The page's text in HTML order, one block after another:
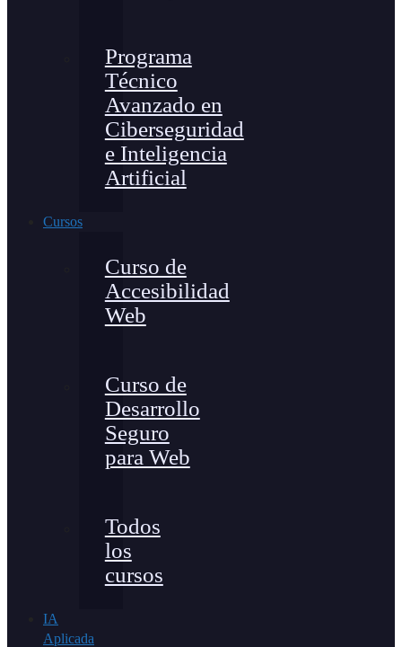
Programa
Técnico
Avanzado en
Ciberseguridad
e Inteligencia
Artificial
Cursos
Curso de
Accesibilidad
Web
Curso de
Desarrollo
Seguro
para Web
Todos
los
cursos
IA
Aplicada